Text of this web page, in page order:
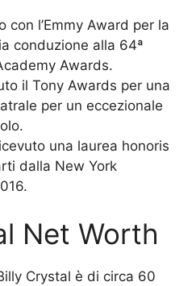
con l’Emmy Award per la
conduzione alla 64ª
Awards.
il Tony Awards per una
per un eccezionale
una laurea honoris
dalla New York
Net Worth
Crystal è di circa 60